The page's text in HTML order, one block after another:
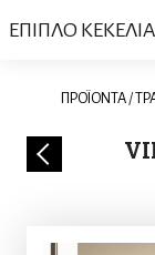
ΕΠΙΠΛΟ
ΠΡΟΪΟΝΤΑ/